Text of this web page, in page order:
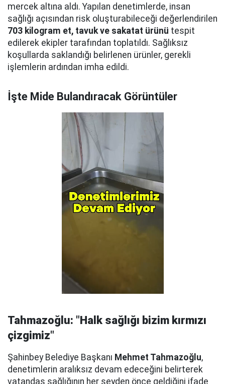
mercek altına aldı. Yapılan denetimlerde, insan
sağlığı açısından risk oluşturabileceği değerlendirilen
703 kilogram et, tavuk ve sakatat ürünü tespit
edilerek ekipler tarafından toplatıldı. Sağlıksız
koşullarda saklandığı belirlenen ürünler, gerekli
işlemlerin ardından imha edildi.
İşte Mide Bulandıracak Görüntüler
Tahmazoğlu: "Halk sağlığı bizim kırmızı
çizgimiz"
Şahinbey Belediye Başkanı Mehmet Tahmazoğlu,
denetimlerin aralıksız devam edeceğini belirterek
vatandaş sağlığının her şeyden önce geldiğini ifade